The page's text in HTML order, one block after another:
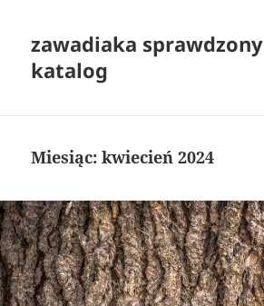
zawadiaka sprawdzony
katalog
Miesiąc:kwiecień 2024